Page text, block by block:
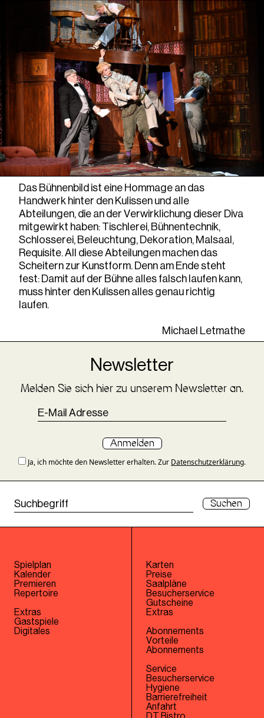
Das Bühnenbild ist eine Hommage an das
Handwerk hinter den Kulissen und alle
Abteilungen, die an der Verwirklichung dieser Diva
mitgewirkt haben: Tischlerei, Bühnentechnik,
Schlosserei, Beleuchtung, Dekoration, Malsaal,
Requisite. All diese Abteilungen machen das
Scheitern zur Kunstform. Denn am Ende steht
fest: Damit auf der Bühne alles falsch laufen kann,
muss hinter den Kulissen alles genau richtig
laufen.
Michael Letmathe
Newsletter
Melden Sie sich hier zu unserem Newsletter an.
Anmelden
Ja, ich möchte den Newsletter erhalten. Zur Datenschutzerklärung.
Suchen
Spielplan
Kalender
Premieren
Repertoire
Extras
Gastspiele
Digitales
Karten
Preise
Saalpläne
Besucherservice
Gutscheine
Extras
Abonnements
Vorteile
Abonnements
Service
Besucherservice
Hygiene
Barrierefreiheit
Anfahrt
DT Bistro